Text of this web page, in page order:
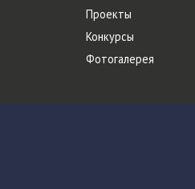
Проекты
Конкурсы
Фотогалерея